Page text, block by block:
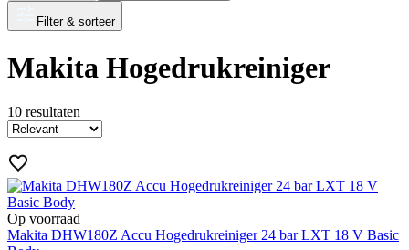
Filter & sorteer
Makita Hogedrukreiniger
10 resultaten
Op voorraad
Makita DHW180Z Accu Hogedrukreiniger 24 bar LXT 18 V Basic